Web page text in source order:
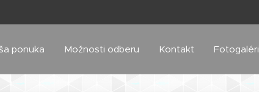
ponuka Možnosti odberu Kontakt